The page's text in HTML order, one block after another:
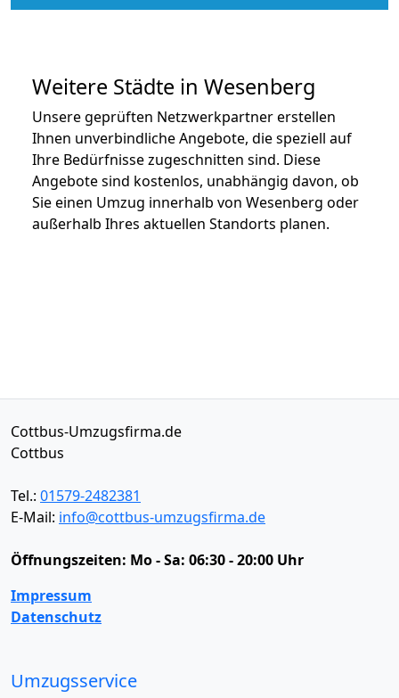
Weitere Städte in Wesenberg
Unsere geprüften Netzwerkpartner erstellen
Ihnen unverbindliche Angebote, die speziell auf
Ihre Bedürfnisse zugeschnitten sind. Diese
Angebote sind kostenlos, unabhängig davon, ob
Sie einen Umzug innerhalb von Wesenberg oder
außerhalb Ihres aktuellen Standorts planen.
Cottbus-Umzugsfirma.de
Cottbus
Tel.: 01579-2482381
E-Mail: info@cottbus-umzugsfirma.de
Öffnungszeiten: Mo - Sa: 06:30 - 20:00 Uhr
Impressum
Datenschutz
Umzugsservice